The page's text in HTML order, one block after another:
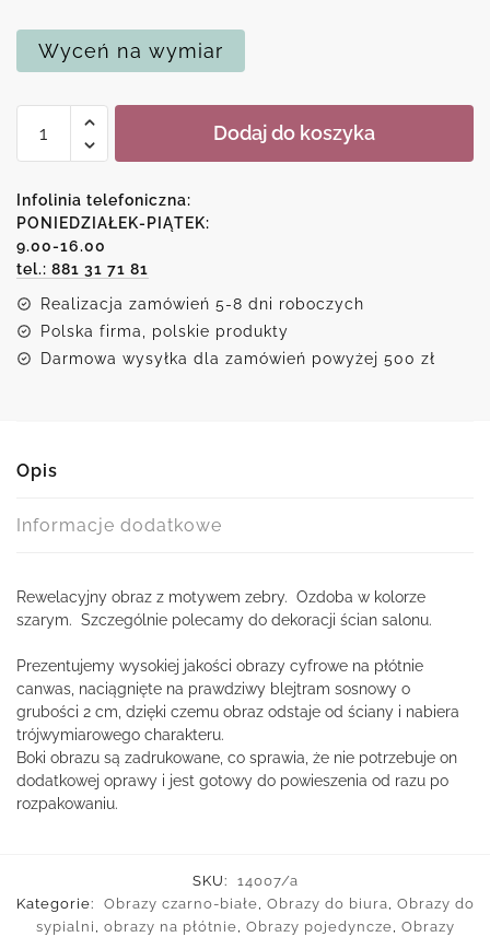
Wyceń na wymiar
Obraz
zebry
Dodaj do koszyka
Infolinia telefoniczna:
PONIEDZIAŁEK-PIĄTEK:
9.00-16.00
tel.: 881 31 71 81
Realizacja zamówień 5-8 dni roboczych
Polska firma, polskie produkty
Darmowa wysyłka dla zamówień powyżej 500 zł
Opis
Informacje dodatkowe
Rewelacyjny obraz z motywem zebry. Ozdoba w kolorze
szarym. Szczególnie polecamy do dekoracji ścian salonu.
Prezentujemy wysokiej jakości obrazy cyfrowe na płótnie
canwas, naciągnięte na prawdziwy blejtram sosnowy o
grubości 2 cm, dzięki czemu obraz odstaje od ściany i nabiera
trójwymiarowego charakteru.
Boki obrazu są zadrukowane, co sprawia, że nie potrzebuje on
dodatkowej oprawy i jest gotowy do powieszenia od razu po
rozpakowaniu.
SKU:
14007/a
Kategorie:
Obrazy czarno-białe, Obrazy do biura, Obrazy do
sypialni , obrazy na płótnie, Obrazy pojedyncze, Obrazy